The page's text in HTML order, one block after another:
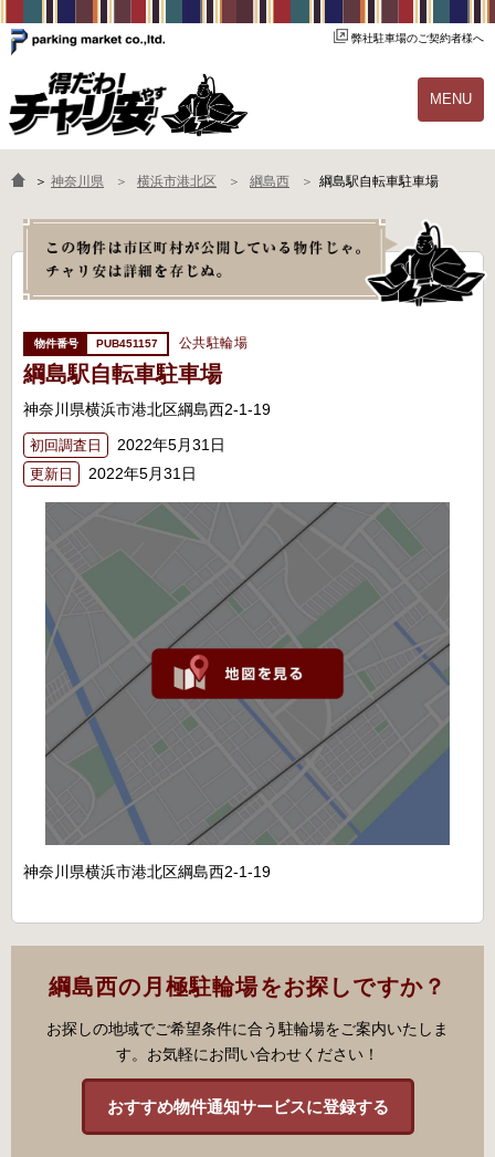
弊社駐車場のご契約者様へ
MENU
物件一覧 ご契約の流れ
よくあるご質問 駐輪場オーナー様へ
＞ 神奈川県 横浜市港北区 綱島西 綱島駅自転車駐車場
PUB451157 公共駐輪場
綱島駅自転車駐車場
神奈川県横浜市港北区綱島西2-1-19
初回調査日 2022年5月31日
更新日 2022年5月31日
神奈川県横浜市港北区綱島西2-1-19
綱島西の月極駐輪場をお探しですか？
お探しの地域でご希望条件に合う駐輪場をご案内いたしま
す。お気軽にお問い合わせください！
おすすめ物件通知サービスに登録する